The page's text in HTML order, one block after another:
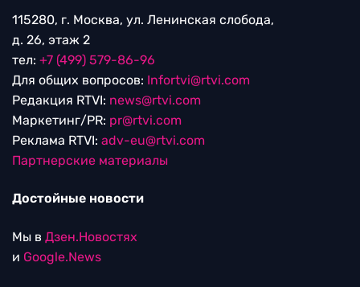
115280, г. Москва, ул. Ленинская слобода,
д. 26, этаж 2
тел: +7 (499) 579-86-96
Для общих вопросов: Infortvi@rtvi.com
Редакция RTVI: news@rtvi.com
Маркетинг/PR: pr@rtvi.com
Реклама RTVI: adv-eu@rtvi.com
Партнерские материалы
Достойные новости
Мы в Дзен.Новостях
и Google.News